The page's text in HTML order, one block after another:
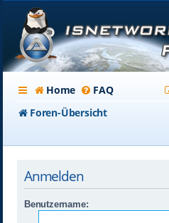
Home FAQ
Foren-Übersicht
Anmelden
Benutzername: